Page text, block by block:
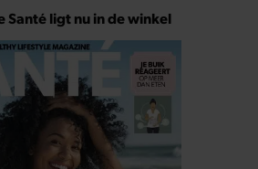
Santé ligt nu in de winkel